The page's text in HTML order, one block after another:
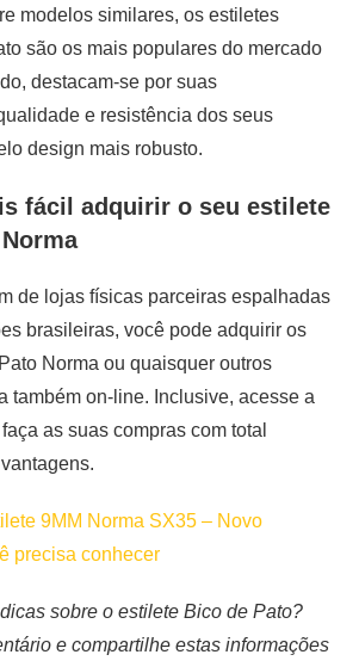
modelos similares, os estiletes
são os mais populares do mercado
destacam-se por suas
e resistência dos seus
design mais robusto.
fácil adquirir o seu estilete
de lojas físicas parceiras espalhadas
brasileiras, você pode adquirir os
Norma ou quaisquer outros
também on-line. Inclusive, acesse a
as suas compras com total
9MM Norma SX35 – Novo
precisa conhecer
sobre o estilete Bico de Pato?
e compartilhe estas informações